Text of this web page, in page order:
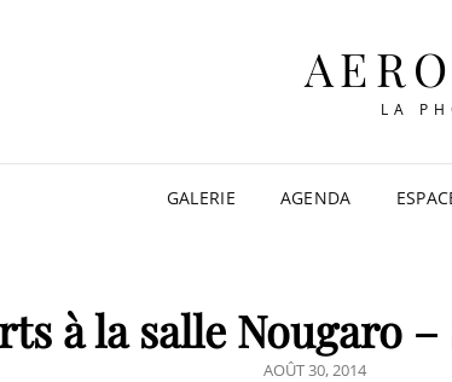
LA
GALERIE AGENDA
à la salle Nougaro –
POSTED
AOÛT 30, 2014